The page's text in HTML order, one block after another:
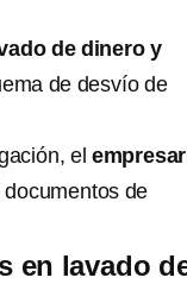
de dinero y
de desvío de
el
de
en lavado